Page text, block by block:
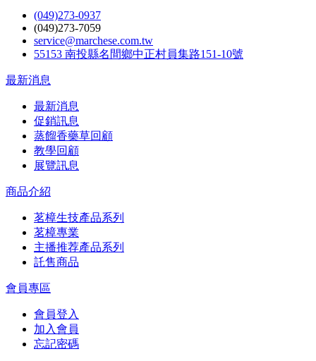
(049)273-0937
(049)273-7059
service@marchese.com.tw
55153 南投縣名間鄉中正村員集路151-10號
最新消息
最新消息
促銷訊息
蒸餾香藥草回顧
教學回顧
展覽訊息
商品介紹
茗樟生技產品系列
茗樟專業
主播推荐產品系列
託售商品
會員專區
會員登入
加入會員
忘記密碼